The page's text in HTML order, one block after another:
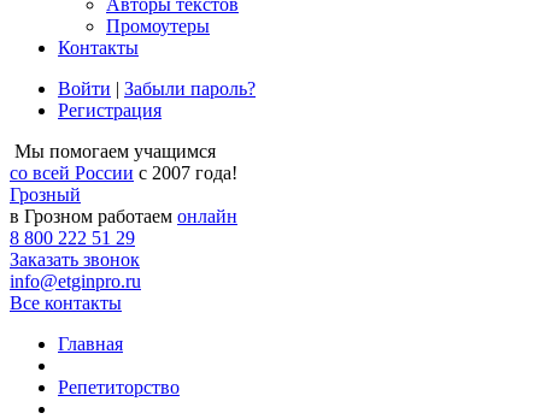
Авторы текстов
Промоутеры
Контакты
Войти | Забыли пароль?
Регистрация
Мы помогаем учащимся
со всей России с 2007 года!
Грозный
в Грозном работаем онлайн
8 800 222 51 29
Заказать звонок
info@etginpro.ru
Все контакты
Главная
Репетиторство